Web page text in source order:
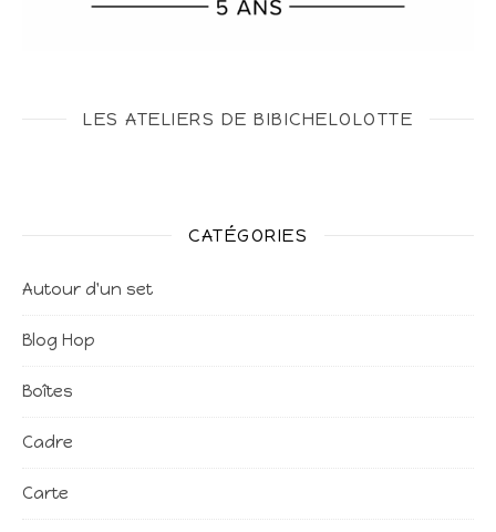
LES ATELIERS DE BIBICHELOLOTTE
CATÉGORIES
Autour d'un set
Blog Hop
Boîtes
Cadre
Carte